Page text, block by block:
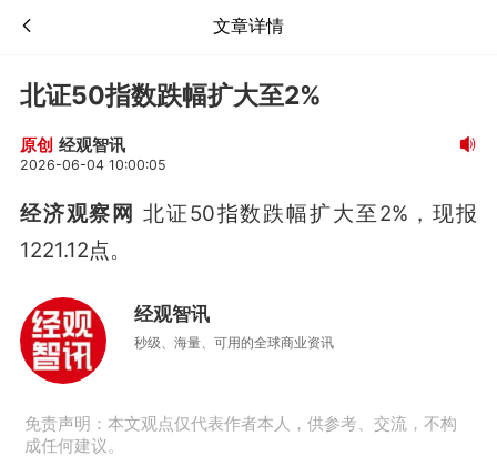
文章详情
北证50指数跌幅扩大至2%
原创 经观智讯
2026-06-04 10:00:05
经济观察网 北证50指数跌幅扩大至2%，现报
1221.12点。
经观智讯
秒级、海量、可用的全球商业资讯
免责声明：本文观点仅代表作者本人，供参考、交流，不构
成任何建议。